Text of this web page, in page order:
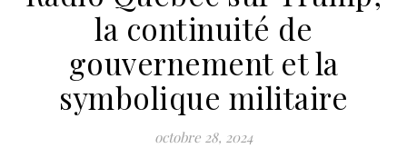
la continuité de
gouvernement et la
symbolique militaire
octobre 28, 2024